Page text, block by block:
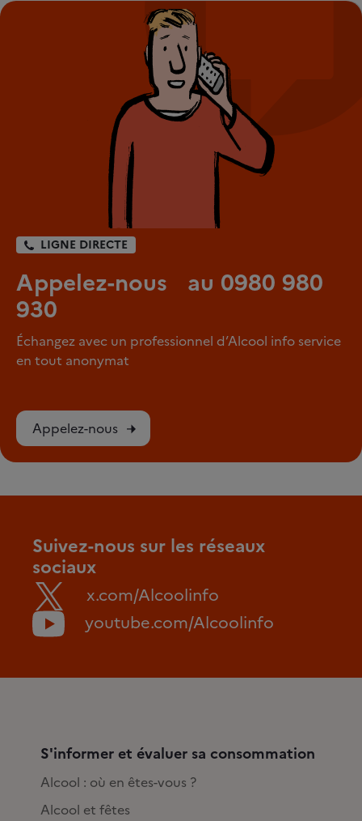
LIGNE DIRECTE
Appelez-nous au 0980 980
930
Échangez avec un professionnel d’Alcool info service
en tout anonymat
Appelez-nous
Suivez-nous sur les réseaux
sociaux
x.com/Alcoolinfo
youtube.com/Alcoolinfo
S'informer et évaluer sa consommation
Alcool : où en êtes-vous ?
Alcool et fêtes